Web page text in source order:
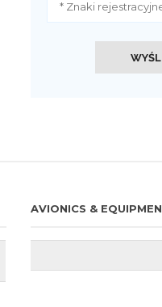
AVIONICS &